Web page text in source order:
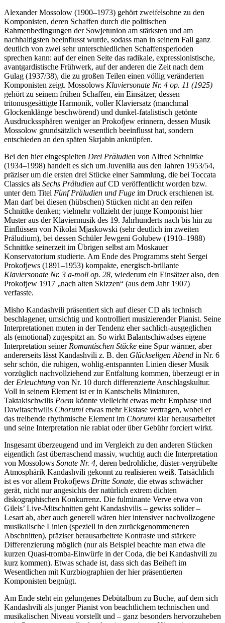
Alexander Mossolow (1900–1973) gehört zweifelsohne zu den
Komponisten, deren Schaffen durch die politischen
Rahmenbedingungen der Sowjetunion am stärksten und am
nachhaltigsten beeinflusst wurde, sodass man in seinem Fall ganz
deutlich von zwei sehr unterschiedlichen Schaffensperioden
sprechen kann: auf der einen Seite das radikale, expressionistische,
avantgardistische Frühwerk, auf der anderen die Zeit nach dem
Gulag (1937/38), die zu großen Teilen einen völlig veränderten
Komponisten zeigt. Mossolows Klaviersonate Nr. 4 op. 11 (1925)
gehört zu seinem frühen Schaffen, ein Einsätzer, dessen
tritonusgesättigte Harmonik, voller Klaviersatz (manchmal
Glockenklänge beschwörend) und dunkel-fatalistisch getönte
Ausdruckssphären weniger an Prokofjew erinnern, dessen Musik
Mossolow grundsätzlich wesentlich beeinflusst hat, sondern
entschieden an den späten Skrjabin anknüpfen.
Bei den hier eingespielten Drei Präludien von Alfred Schnittke
(1934–1998) handelt es sich um Juvenilia aus den Jahren 1953/54,
präziser um die ersten drei Stücke einer Sammlung, die bei Toccata
Classics als Sechs Präludien auf CD veröffentlicht worden bzw.
unter dem Titel Fünf Präludien und Fuge im Druck erschienen ist.
Man darf bei diesen (hübschen) Stücken nicht an den reifen
Schnittke denken; vielmehr vollzieht der junge Komponist hier
Muster aus der Klaviermusik des 19. Jahrhunderts nach bis hin zu
Einflüssen von Nikolai Mjaskowski (sehr deutlich im zweiten
Präludium), bei dessen Schüler Jewgeni Golubew (1910–1988)
Schnittke seinerzeit im Übrigen selbst am Moskauer
Konservatorium studierte. Am Ende des Programms steht Sergei
Prokofjews (1891–1953) kompakte, energisch-brillante
Klaviersonate Nr. 3 a-moll op. 28, wiederum ein Einsätzer also, den
Prokofjew 1917 „nach alten Skizzen“ (aus dem Jahr 1907)
verfasste.
Misho Kandashvili präsentiert sich auf dieser CD als technisch
beschlagener, umsichtig und kontrolliert musizierender Pianist. Seine
Interpretationen muten in der Tendenz eher sachlich-ausgeglichen
als (emotional) zugespitzt an. So wirkt Balantschiwadses eigene
Interpretation seiner Romantischen Stücke eine Spur wärmer, aber
andererseits lässt Kandashvili z. B. den Glückseligen Abend in Nr. 6
sehr schön, die ruhigen, wohlig-entspannten Linien dieser Musik
vorzüglich nachvollziehend zur Entfaltung kommen, überzeugt er in
der Erleuchtung von Nr. 10 durch differenzierte Anschlagskultur.
Voll in seinem Element ist er in Kantschelis Miniaturen,
Taktakischwilis Poem könnte vielleicht etwas mehr Emphase und
Dawitaschwilis Chorumi etwas mehr Ekstase vertragen, wobei er
das treibende rhythmische Element im Chorumi klar herausarbeitet
und seine Interpretation nie rabiat oder über Gebühr forciert wirkt.
Insgesamt überzeugend und im Vergleich zu den anderen Stücken
eigentlich fast überraschend massiv, wuchtig auch die Interpretation
von Mossolows Sonate Nr. 4, deren bedrohliche, düster-vergrübelte
Atmosphärik Kandashvili gekonnt zu realisieren weiß. Tatsächlich
ist es vor allem Prokofjews Dritte Sonate, die etwas schwächer
gerät, nicht nur angesichts der natürlich extrem dichten
diskographischen Konkurrenz. Die fulminante Verve etwa von
Gilels’ Live-Mitschnitten geht Kandashvilis – gewiss solider –
Lesart ab, aber auch generell wären hier intensiver nachvollzogene
musikalische Linien (speziell in den zurückgenommeneren
Abschnitten), präziser herausarbeitete Kontraste und stärkere
Differenzierung möglich (nur als Beispiel beachte man etwa die
kurzen Quasi-tromba-Einwürfe in der Coda, die bei Kandashvili zu
kurz kommen). Etwas schade ist, dass sich das Beiheft im
Wesentlichen mit Kurzbiographien der hier präsentierten
Komponisten begnügt.
Am Ende steht ein gelungenes Debütalbum zu Buche, auf dem sich
Kandashvili als junger Pianist von beachtlichem technischen und
musikalischen Niveau vorstellt und – ganz besonders hervorzuheben